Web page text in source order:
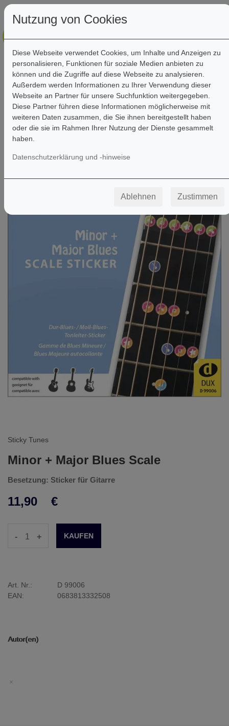
Nutzung von Cookies
Diese Webseite verwendet Cookies, um Inhalte und Anzeigen zu
personalisieren, Funktionen für soziale Medien anbieten zu
können und die Zugriffe auf diese Webseite zu analysieren.
Außerdem werden Informationen zu Ihrer Verwendung dieser
Webseite an Partner für unsere Suchfunktion weitergegeben.
Diese Partner führen diese Informationen möglicherweise mit
weiteren Daten zusammen, die Sie ihnen bereitgestellt haben
oder die sie im Rahmen Ihrer Nutzung der Dienste gesammelt
haben.
Datenschutzerklärung und -hinweise
Ablehnen Zustimmen
Filter
Sticky Tunes
Minor + Major Blues Scale
Besetzung: Sticker für Gitarre
11,90 €
- +
Art. Nr.:
D 99006
EAN:
0683813332508
Autor(en)